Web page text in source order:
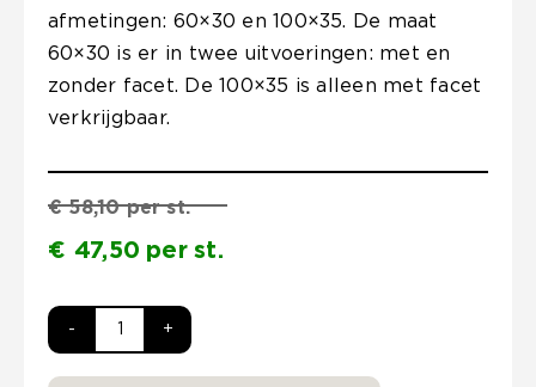
afmetingen: 60×30 en 100×35. De maat
60×30 is er in twee uitvoeringen: met en
zonder facet. De 100×35 is alleen met facet
verkrijgbaar.
€58,10 per st.
€ 47,50 per st.
Traptrede
100x35x15